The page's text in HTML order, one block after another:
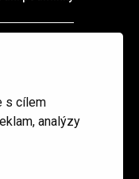
s cílem
analýzy